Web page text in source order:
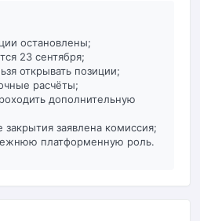
остановлены;
23 сентября;
открывать позиции;
расчёты;
дополнительную
закрытия заявлена комиссия;
платформенную роль.